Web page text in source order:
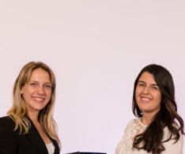
Interests
The Early Years Blog
Program updates